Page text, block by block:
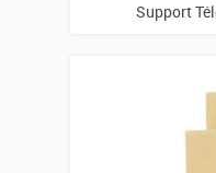
Support